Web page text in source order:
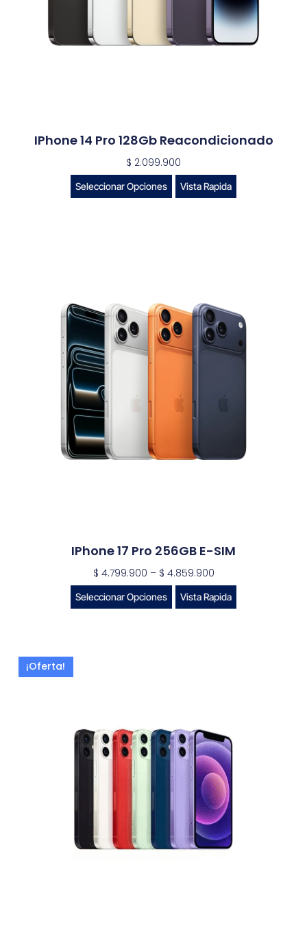
IPhone 14 Pro 128Gb Reacondicionado
$ 2.099.900
Seleccionar Opciones Vista Rapida
IPhone 17 Pro 256GB E-SIM
$ 4.799.900 – $ 4.859.900
Seleccionar Opciones Vista Rapida
¡Oferta!